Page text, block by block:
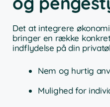
Det at integrere
bringer en række
indflydelse på din
Nem og hurtig
Mulighed for